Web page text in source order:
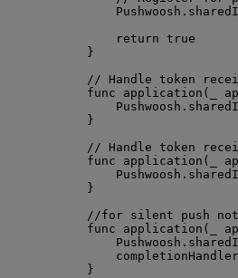
Pushwoosh.
return
true
}
// Handle token
func
application (
Pushwoosh.
}
// Handle token
func
application (
Pushwoosh.
}
//for silent push
func
application (
Pushwoosh.
completionHandler
}